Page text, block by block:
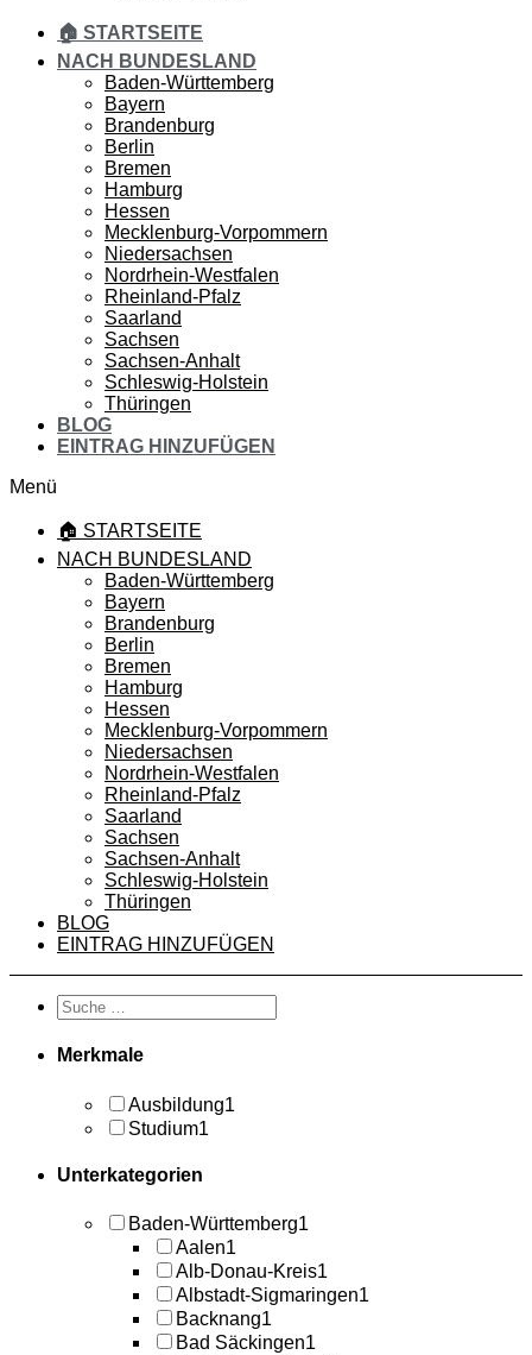
🏠 STARTSEITE
NACH BUNDESLAND
Baden-Württemberg
Bayern
Brandenburg
Berlin
Bremen
Hamburg
Hessen
Mecklenburg-Vorpommern
Niedersachsen
Nordrhein-Westfalen
Rheinland-Pfalz
Saarland
Sachsen
Sachsen-Anhalt
Schleswig-Holstein
Thüringen
BLOG
EINTRAG HINZUFÜGEN
Menü
🏠 STARTSEITE
NACH BUNDESLAND
Baden-Württemberg
Bayern
Brandenburg
Berlin
Bremen
Hamburg
Hessen
Mecklenburg-Vorpommern
Niedersachsen
Nordrhein-Westfalen
Rheinland-Pfalz
Saarland
Sachsen
Sachsen-Anhalt
Schleswig-Holstein
Thüringen
BLOG
EINTRAG HINZUFÜGEN
Merkmale
Ausbildung1
Studium1
Unterkategorien
Baden-Württemberg1
Aalen1
Alb-Donau-Kreis1
Albstadt-Sigmaringen1
Backnang1
Bad Säckingen1